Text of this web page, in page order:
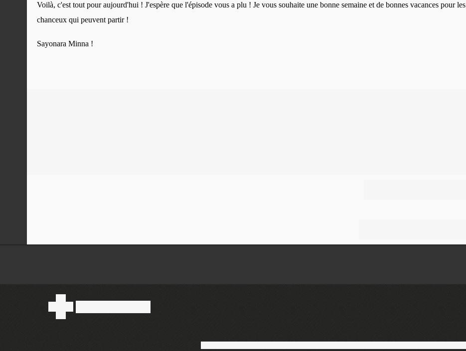
Voilà, c'est tout pour aujourd'hui ! J'espère que l'épisode vous a plu ! Je vous souhaite une bonne semaine et de bonnes vacances pour les
chanceux qui peuvent partir !
Sayonara Minna !